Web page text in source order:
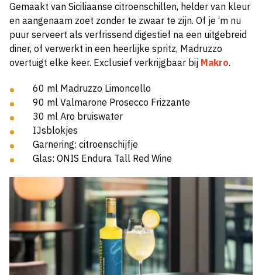
Gemaakt van Siciliaanse citroenschillen, helder van kleur
en aangenaam zoet zonder te zwaar te zijn. Of je ‘m nu
puur serveert als verfrissend digestief na een uitgebreid
diner, of verwerkt in een heerlijke spritz, Madruzzo
overtuigt elke keer. Exclusief verkrijgbaar bij Makro.
60 ml Madruzzo Limoncello
90 ml Valmarone Prosecco Frizzante
30 ml Aro bruiswater
IJsblokjes
Garnering: citroenschijfje
Glas: ONIS Endura Tall Red Wine